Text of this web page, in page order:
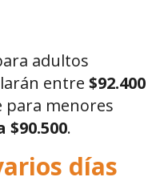
adultos
entre $92.400
para menores
$90.500.
días